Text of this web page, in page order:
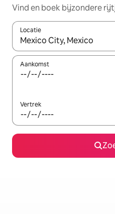
Vind en boek bijzondere
Locatie
Wanneer er resultaten
Aankomst
Vertrek